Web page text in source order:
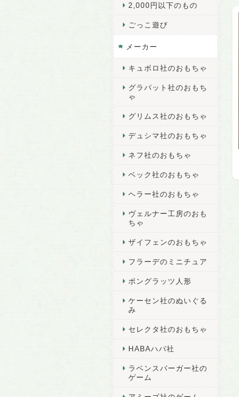
2,000円以下のもの
ごっこ遊び
メーカー
キュボロ社のおもちゃ
グラパット社のおもち
ゃ
グリムス社のおもちゃ
デュシマ社のおもちゃ
ネフ社のおもちゃ
ベック社のおもちゃ
ヘラー社のおもちゃ
ヴェルナー工房のおも
ちゃ
ザイフェンのおもちゃ
フラーデのミニチュア
ポングラッツ人形
ケーセン社のぬいぐる
み
セレクタ社のおもちゃ
HABAハバ社
ラベンスバーガー社の
ゲーム